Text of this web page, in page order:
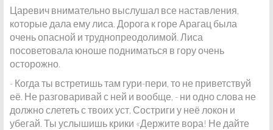
Царевич внимательно выслушал все наставления,
которые дала ему лиса. Дорога к горе Арагац была
очень опасной и труднопреодолимой. Лиса
посоветовала юноше подниматься в гору очень
осторожно.
- Когда ты встретишь там гури-пери, то не приветствуй
её. Не разговаривай с ней и вообще, - ни одно слова не
должно слететь с твоих уст. Состриги у неё локон и
убегай. Ты услышишь крики «Держите вора! Не дайте